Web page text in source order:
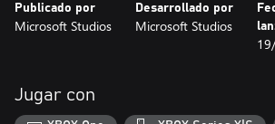
disfraz del capitán Barbosa, el disfraz de Redd,
Callejero traicionero y tres pinturas para
Publicado por
Microsoft Studios
Desarrollado por
Microsoft Studios
Jugar con